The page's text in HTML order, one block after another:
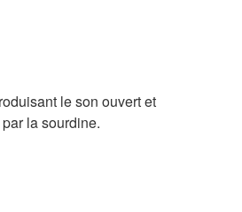
le son ouvert et
la sourdine.